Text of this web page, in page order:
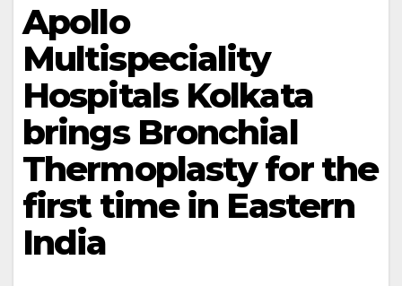
Apollo
Multispeciality
Hospitals Kolkata
brings Bronchial
Thermoplasty for the
first time in Eastern
India